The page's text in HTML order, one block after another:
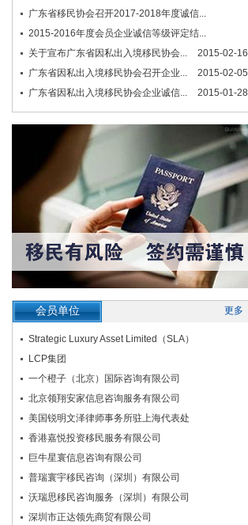
2019-05-20
广东省移民协会召开2017-2018年度诚信...
2019-02-22
2015-2016年度会员企业诚信等级评定结...
2017-04-01
关于宣布广东省因私出入境移民协会...
2015-02-16
广东省因私出入境移民协会召开企业...
2015-02-05
广东省因私出入境移民协会企业诚信...
2015-01-28
会员单位 更多
深圳市六六六网络服务有限公司
广州市爱途商务服务有限公司
深圳市桃原国际管理咨询有限公司
HwG International Limited（光合联华）
深圳市美移商务咨询有限公司